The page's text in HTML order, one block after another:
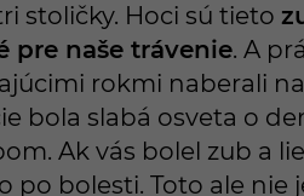
stoličky. Hoci sú tieto
pre naše trávenie. A
rokmi naberali
bola slabá osveta o
Ak vás bolel zub a
bolesti. Toto ale nie